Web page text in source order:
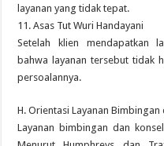
layanan yang tidak tepat.
11. Asas Tut Wuri Handayani
Setelah klien mendapatkan
bahwa layanan tersebut tidak
persoalannya.
H. Orientasi Layanan Bimbingan
Layanan bimbingan dan